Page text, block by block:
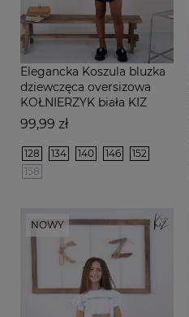
Elegancka Koszula bluzka
dziewczęca oversizowa
KOŁNIERZYK biała KIZ
Cena
99,99 zł
128 134 140 146
152
158
NOWY